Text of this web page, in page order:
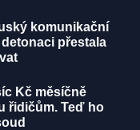
komunikační
přestala
Kč měsíčně
řidičům. Teď ho